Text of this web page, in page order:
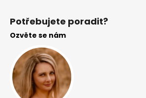
Potřebujete poradit?
Ozvěte se nám